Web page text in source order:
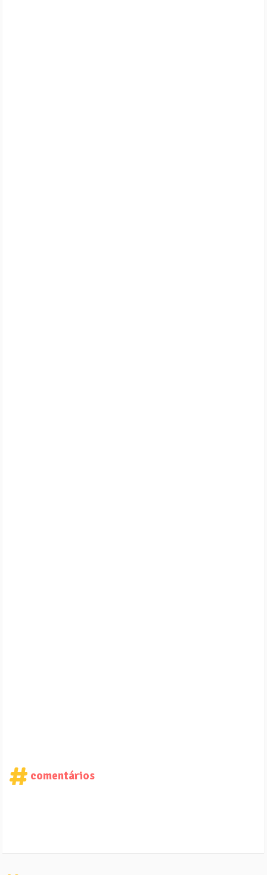
comentários